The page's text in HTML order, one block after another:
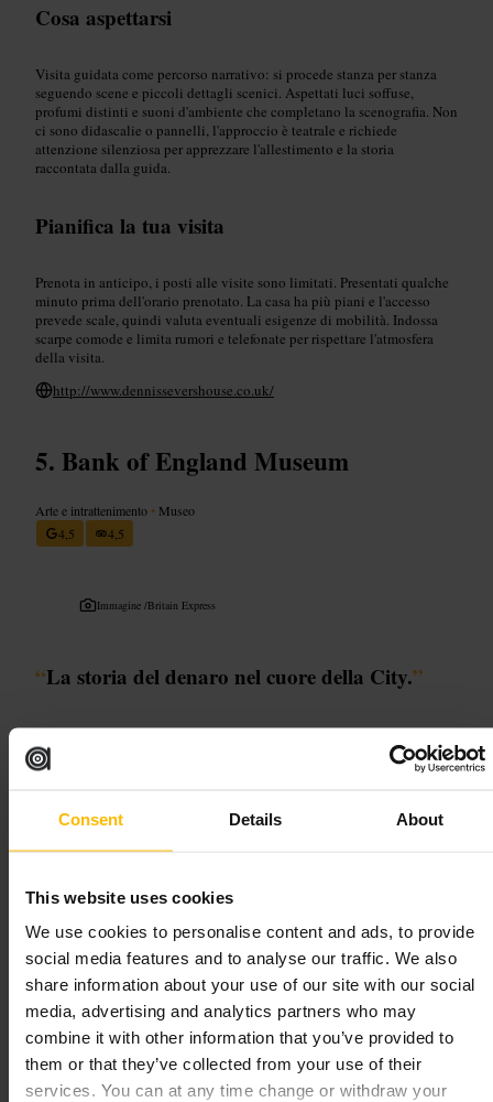
Consent Details About
This website uses cookies
We use cookies to personalise content and ads, to provide
social media features and to analyse our traffic. We also
share information about your use of our site with our social
media, advertising and analytics partners who may
combine it with other information that you’ve provided to
them or that they’ve collected from your use of their
services. You can at any time change or withdraw your
Cosa aspettarsi
Visita guidata come percorso narrativo: si procede stanza per stanza
seguendo scene e piccoli dettagli scenici. Aspettati luci soffuse,
profumi distinti e suoni d'ambiente che completano la scenografia. Non
ci sono didascalie o pannelli, l'approccio è teatrale e richiede
attenzione silenziosa per apprezzare l'allestimento e la storia
raccontata dalla guida.
Pianifica la tua visita
Prenota in anticipo, i posti alle visite sono limitati. Presentati qualche
minuto prima dell'orario prenotato. La casa ha più piani e l'accesso
prevede scale, quindi valuta eventuali esigenze di mobilità. Indossa
scarpe comode e limita rumori e telefonate per rispettare l'atmosfera
della visita.
http://www.dennissevershouse.co.uk/
Bank of England Museum
Arte e intrattenimento • Museo
4,5
4,5
Immagine /Britain Express
“La storia del denaro nel cuore della City.”
Adatto a
Museo StoriaDelDenaro CittàFinanziaria
MuseoPerFamiglie
Cosa aspettarsi
Sale compatte con pannelli esplicativi e oggetti esposti. Allestimenti
che spiegano l'evoluzione delle banconote e il ruolo della banca
centrale. Un'area interattiva pensata per i più giovani e pezzi curiosi
come il lingotto d'oro esposto. La visita è informativa e accessibile
anche per chi non è esperto di economia.
Pianifica la tua visita